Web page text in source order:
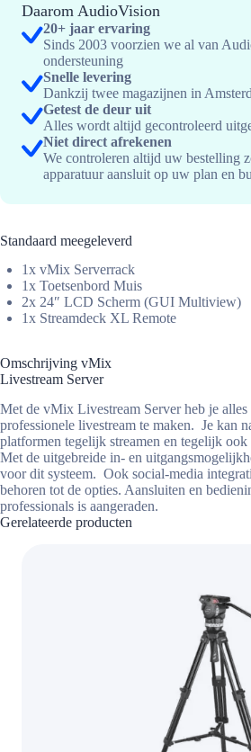
Daarom AudioVision
20+ jaar ervaring
Sinds 2003 voorzien we al van
ondersteuning
Snelle levering
Dankzij twee magazijnen in
Getest de deur uit
Alles wordt altijd gecontroleerd
Niet direct afrekenen
We controleren altijd uw bestelling
apparatuur aansluit op uw plan en
Standaard meegeleverd
1x vMix Serverrack
1x Toetsenbord Muis
2x 24″ LCD Scherm (GUI Multiview)
1x Streamdeck XL Remote
Omschrijving vMix
Livestream Server
Met de vMix Livestream Server heb je alles
professionele livestream te maken. Je kan
platformen tegelijk streamen en tegelijk ook
Met de uitgebreide in- en
voor dit systeem. Ook social-media
behoren tot de opties. Aansluiten en
professionals is aangeraden.
Gerelateerde producten